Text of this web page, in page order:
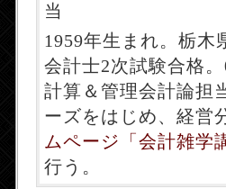
当
1959年生まれ。栃木
会計士2次試験合格
計算＆管理会計論担
ーズをはじめ、経営
ムページ「会計雑学
行う。